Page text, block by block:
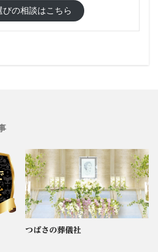
びの相談はこちら
つばさの葬儀社